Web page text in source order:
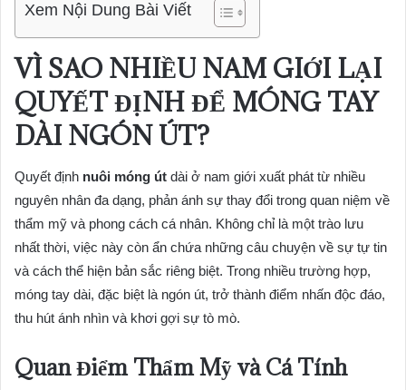
Xem Nội Dung Bài Viết
VÌ SAO NHIỀU NAM GIỚI LẠI
QUYẾT ĐỊNHĐỂ MÓNG TAY
DÀI NGÓN ÚT?
Quyết định nuôi móng út dài ở nam giới xuất phát từ nhiều
nguyên nhân đa dạng, phản ánh sự thay đổi trong quan niệm về
thẩm mỹ và phong cách cá nhân. Không chỉ là một trào lưu
nhất thời, việc này còn ẩn chứa những câu chuyện về sự tự tin
và cách thể hiện bản sắc riêng biệt. Trong nhiều trường hợp,
móng tay dài, đặc biệt là ngón út, trở thành điểm nhấn độc đáo,
thu hút ánh nhìn và khơi gợi sự tò mò.
Quan Điểm Thẩm Mỹ và Cá Tính